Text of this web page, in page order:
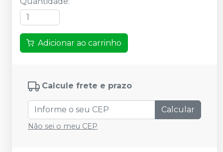
Adicionar ao carrinho
Calcule frete e prazo
Calcular
Não sei o meu CEP